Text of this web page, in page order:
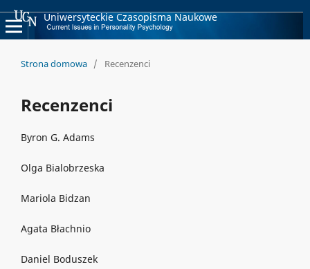
Uniwersyteckie Czasopisma Naukowe
Strona domowa / Recenzenci
Recenzenci
Byron G. Adams
Olga Bialobrzeska
Mariola Bidzan
Agata Błachnio
Daniel Boduszek